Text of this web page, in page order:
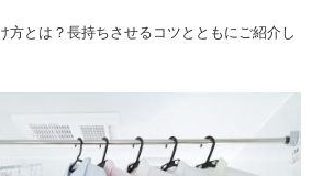
方とは？長持ちさせるコツとともにご紹介し